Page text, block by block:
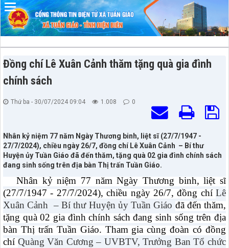
Đồng chí Lê Xuân Cảnh thăm tặng quà gia đình
chính sách
Thứ ba - 30/07/2024 09:04 1.008 0
Nhân kỷ niệm 77 năm Ngày Thương binh, liệt sĩ (27/7/1947 -
27/7/2024), chiều ngày 26/7, đồng chí Lê Xuân Cảnh – Bí thư
Huyện ủy Tuần Giáo đã đến thăm, tặng quà 02 gia đình chính sách
đang sinh sống trên địa bàn Thị trấn Tuần Giáo.
Nhân kỷ niệm 77 năm Ngày Thương binh, liệt sĩ
(27/7/1947 - 27/7/2024), chiều ngày 26/7, đồng chí Lê
Xuân Cảnh – Bí thư Huyện ủy Tuần Giáo đã đến thăm,
tặng quà 02 gia đình chính sách đang sinh sống trên địa
bàn Thị trấn Tuần Giáo. Tham gia cùng đoàn có đồng
chí Quàng Văn Cương – UVBTV, Trưởng Ban Tổ chức
Đã kết nối EMC